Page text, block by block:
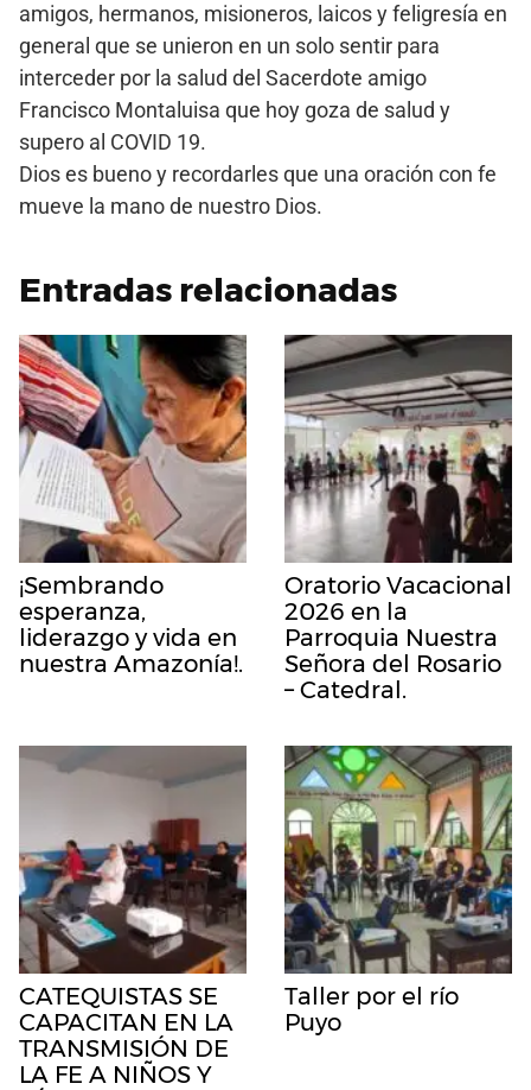
amigos, hermanos, misioneros, laicos y feligresía en
general que se unieron en un solo sentir para
interceder por la salud del Sacerdote amigo
Francisco Montaluisa que hoy goza de salud y
supero al COVID 19.
Dios es bueno y recordarles que una oración con fe
mueve la mano de nuestro Dios.
Entradas relacionadas
¡Sembrando
esperanza,
liderazgo y vida en
nuestra Amazonía!.
Oratorio Vacacional
2026 en la
Parroquia Nuestra
Señora del Rosario
– Catedral.
CATEQUISTAS SE
CAPACITAN EN LA
TRANSMISIÓN DE
LA FE A NIÑOS Y
Taller por el río
Puyo